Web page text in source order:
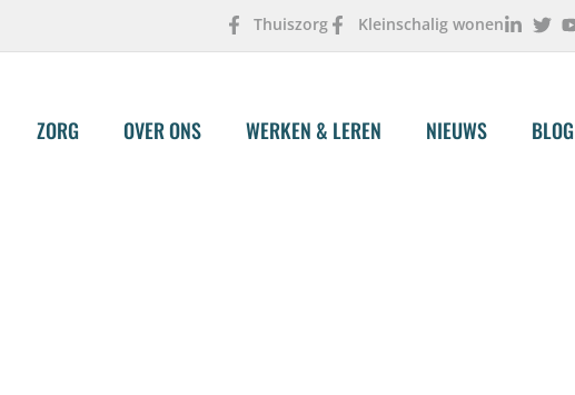
Thuiszorg Kleinschalig wonen
ZORG OVER ONS WERKEN & LEREN NIEUWS BLOG